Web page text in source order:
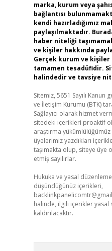
marka, kurum veya
bağlantısı
kendi hazırladığımız
paylaşılmaktadır.
haber niteliği
ve kişiler hakkında
Gerçek kurum ve
tamamen tesadüfidir.
halindedir ve tavsiye
Sitemiz, 5651 Sayılı
ve İletişim Kurumu (BTK)
Sağlayıcı olarak hizmet
sitedeki içerikleri proaktif
araştırma
üyelerimiz yazdıkları
taşımakta olup, siteye üye
etmiş sayılırlar.
Hukuka ve yasal
düşündüğünüz içerikleri,
halinde, ilgili içerikler
kaldırılacaktır.